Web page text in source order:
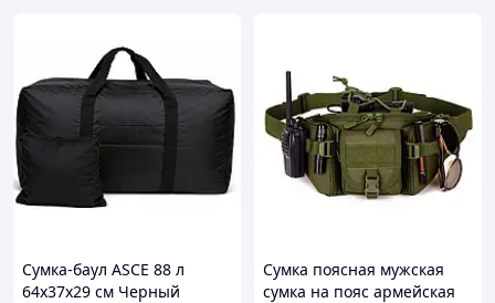
Сумка-баул ASCE 88 л
64x37x29 см Черный
Сумка поясная мужская
сумка на пояс армейская